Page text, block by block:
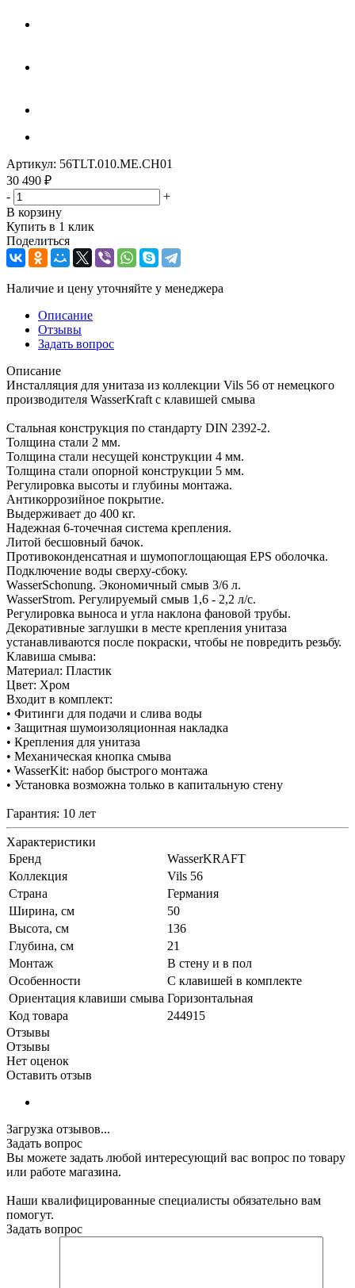
Артикул: 56TLT.010.ME.CH01
30 490 ₽
-
+
В корзину
Купить в 1 клик
Поделиться
Наличие и цену уточняйте у менеджера
Описание
Отзывы
Задать вопрос
Описание
Инсталляция для унитаза из коллекции Vils 56 от немецкого
производителя WasserKraft с клавишей смыва
Стальная конструкция по стандарту DIN 2392-2.
Толщина стали 2 мм.
Толщина стали несущей конструкции 4 мм.
Толщина стали опорной конструкции 5 мм.
Регулировка высоты и глубины монтажа.
Антикоррозийное покрытие.
Выдерживает до 400 кг.
Надежная 6-точечная система крепления.
Литой бесшовный бачок.
Противоконденсатная и шумопоглощающая EPS оболочка.
Подключение воды сверху-сбоку.
WasserSchonung. Экономичный смыв 3/6 л.
WasserStrom. Регулируемый смыв 1,6 - 2,2 л/с.
Регулировка выноса и угла наклона фановой трубы.
Декоративные заглушки в месте крепления унитаза
устанавливаются после покраски, чтобы не повредить резьбу.
Клавиша смыва:
Материал: Пластик
Цвет: Хром
Входит в комплект:
• Фитинги для подачи и слива воды
• Защитная шумоизоляционная накладка
• Крепления для унитаза
• Механическая кнопка смыва
• WasserKit: набор быстрого монтажа
• Установка возможна только в капитальную стену
Гарантия: 10 лет
Характеристики
Бренд
WasserKRAFT
Коллекция
Vils 56
Страна
Германия
Ширина, см
50
Высота, см
136
Глубина, см
21
Монтаж
В стену и в пол
Особенности
С клавишей в комплекте
Ориентация клавиши смыва Горизонтальная
Код товара
244915
Отзывы
Отзывы
Нет оценок
Оставить отзыв
Загрузка отзывов...
Задать вопрос
Вы можете задать любой интересующий вас вопрос по товару
или работе магазина.
Наши квалифицированные специалисты обязательно вам
помогут.
Задать вопрос